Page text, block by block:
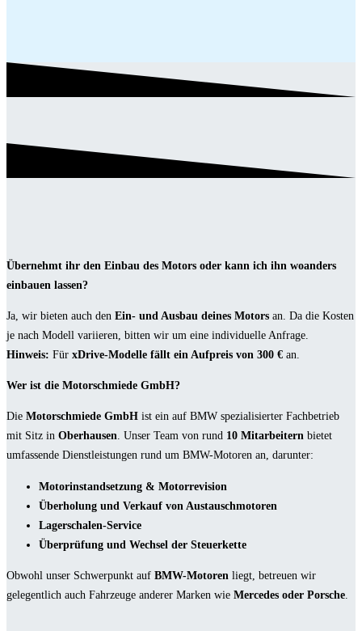
Übernehmt ihr den Einbau des Motors oder kann ich ihn woanders
einbauen lassen?
Ja, wir bieten auch den Ein- und Ausbau deines Motors an. Da die Kosten
je nach Modell variieren, bitten wir um eine individuelle Anfrage.
Hinweis: Für xDrive-Modelle fällt ein Aufpreis von 300 € an.
Wer ist die Motorschmiede GmbH?
Die Motorschmiede GmbH ist ein auf BMW spezialisierter Fachbetrieb
mit Sitz in Oberhausen. Unser Team von rund 10 Mitarbeitern bietet
umfassende Dienstleistungen rund um BMW-Motoren an, darunter:
Motorinstandsetzung & Motorrevision
Überholung und Verkauf von Austauschmotoren
Lagerschalen-Service
Überprüfung und Wechsel der Steuerkette
Obwohl unser Schwerpunkt auf BMW-Motoren liegt, betreuen wir
gelegentlich auch Fahrzeuge anderer Marken wie Mercedes oder Porsche